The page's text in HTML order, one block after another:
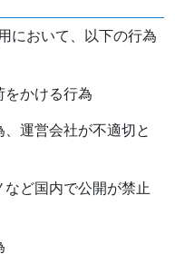
において、以下の行為
をかける行為
運営会社が不適切と
ど国内で公開が禁止